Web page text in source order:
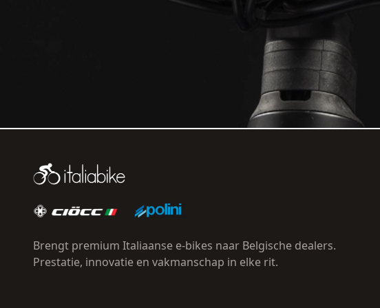
Brengt premium Italiaanse e-bikes naar Belgische dealers.
Prestatie, innovatie en vakmanschap in elke rit.